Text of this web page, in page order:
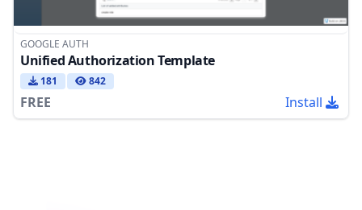
GOOGLE AUTH
Unified Authorization Template
181 842
FREE Install